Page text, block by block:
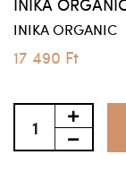
INIKA ORGANIC
17 490 Ft